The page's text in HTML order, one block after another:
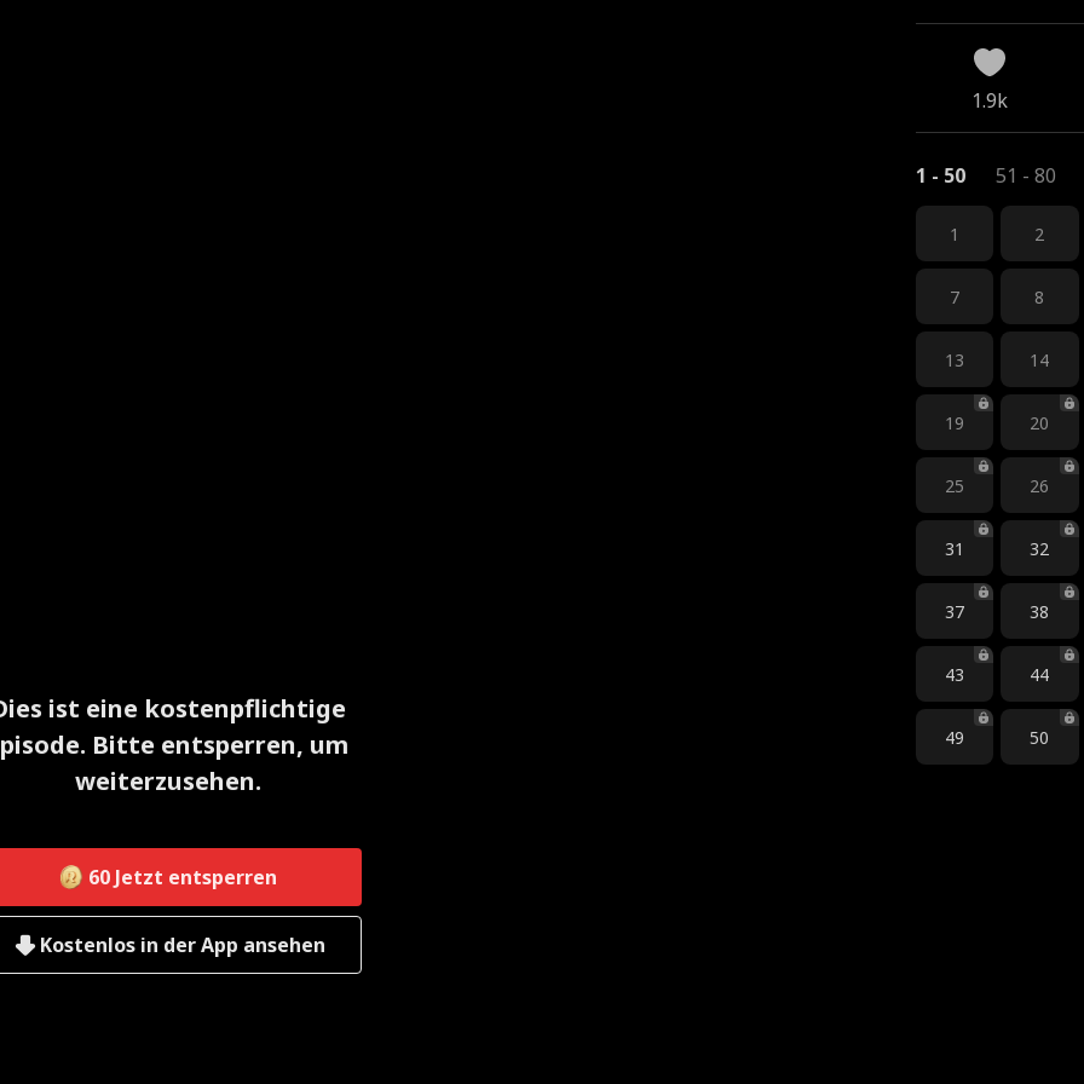
ist eine kostenpflichtige
Bitte entsperren, um
weiterzusehen.
60 Jetzt entsperren
Kostenlos in der App ansehen
1.9k
1 - 50 51 - 80
1 2
7 8
13 14
19 20
25 26
31 32
37 38
43 44
49 50